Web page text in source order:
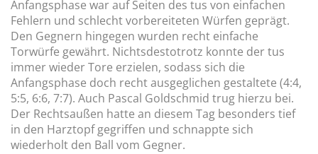
Anfangsphase war auf Seiten des tus von einfachen
Fehlern und schlecht vorbereiteten Würfen geprägt.
Den Gegnern hingegen wurden recht einfache
Torwürfe gewährt. Nichtsdestotrotz konnte der tus
immer wieder Tore erzielen, sodass sich die
Anfangsphase doch recht ausgeglichen gestaltete (4:4,
5:5, 6:6, 7:7). Auch Pascal Goldschmid trug hierzu bei.
Der Rechtsaußen hatte an diesem Tag besonders tief
in den Harztopf gegriffen und schnappte sich
wiederholt den Ball vom Gegner.